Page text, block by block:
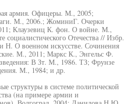
армия. Офицеры. М., 2005;
М., 2006.; ЖоминиГ. Очерки
Клаузевиц К. фон. О войне. М.,
Отечества // Избр.
Н. О военном искусстве. Сочинения
М., 2011; Маркс К., Энгельс Ф.
В Зт. М., 1986. ТЗ; Фрунзе
М., 1984; и др.
структуры в системе политической
(на примере армии и